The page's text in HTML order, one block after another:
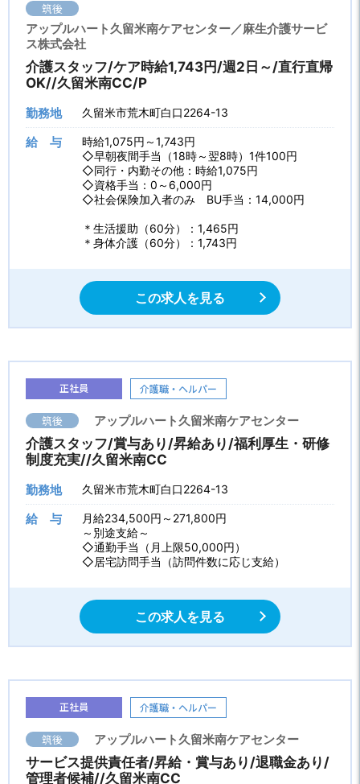
筑後
アップルハート久留米南ケアセンター／麻生介護サービ
ス株式会社
介護スタッフ/ケア時給1,743円/週2日～/直行直帰
OK//久留米南CC/P
勤務地 久留米市荒木町白口2264-13
給 与
時給1,075円～1,743円
◇早朝夜間手当（18時～翌8時）1件100円
◇同行・内勤その他：時給1,075円
◇資格手当：0～6,000円
◇社会保険加入者のみ BU手当：14,000円
＊生活援助（60分）：1,465円
＊身体介護（60分）：1,743円
この求人を見る
正社員 介護職・ヘルパー
筑後 アップルハート久留米南ケアセンター
介護スタッフ/賞与あり/昇給あり/福利厚生・研修
制度充実//久留米南CC
勤務地 久留米市荒木町白口2264-13
給 与
月給234,500円～271,800円
～別途支給～
◇通勤手当（月上限50,000円）
◇居宅訪問手当（訪問件数に応じ支給）
この求人を見る
正社員 介護職・ヘルパー
筑後 アップルハート久留米南ケアセンター
サービス提供責任者/昇給・賞与あり/退職金あり/
管理者候補//久留米南CC